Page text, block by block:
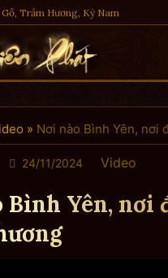
Trầm Hương, Kỳ Nam
» Nơi nào Bình Yên, nơi
24/11/2024 Video
Bình Yên, nơi